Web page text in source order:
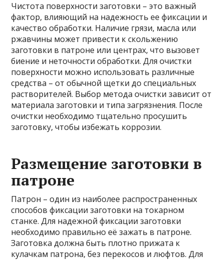
Чистота поверхности заготовки – это важный
фактор, влияющий на надежность ее фиксации и
качество обработки. Наличие грязи, масла или
ржавчины может привести к скольжению
заготовки в патроне или центрах, что вызовет
биение и неточности обработки. Для очистки
поверхности можно использовать различные
средства – от обычной щетки до специальных
растворителей. Выбор метода очистки зависит от
материала заготовки и типа загрязнения. После
очистки необходимо тщательно просушить
заготовку, чтобы избежать коррозии.
Размещение заготовки в
патроне
Патрон – один из наиболее распространенных
способов фиксации заготовки на токарном
станке. Для надежной фиксации заготовки
необходимо правильно её зажать в патроне.
Заготовка должна быть плотно прижата к
кулачкам патрона, без перекосов и люфтов. Для